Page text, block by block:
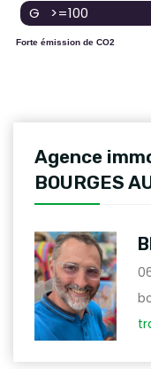
G >=100
Forte émission de CO2
Agence
BOURGES